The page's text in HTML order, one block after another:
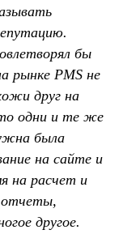
бы
рынке PMS не
друг на
одни и те же
была
на сайте и
на расчет и
отчеты,
другое.